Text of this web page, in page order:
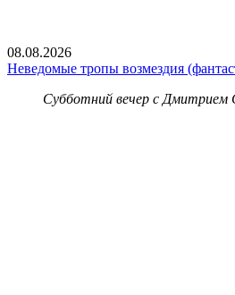
08.08.2026
Неведомые тропы возмездия
Субботний вечер с Дмитрием